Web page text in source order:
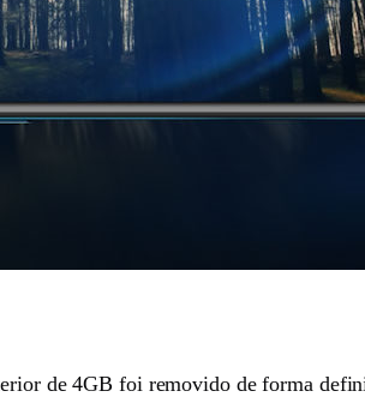
de 4GB foi removido de forma